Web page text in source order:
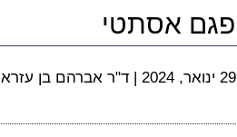
פגם אסתטי
29 ינואר, 2024 | ד"ר אברהם בן עזרא